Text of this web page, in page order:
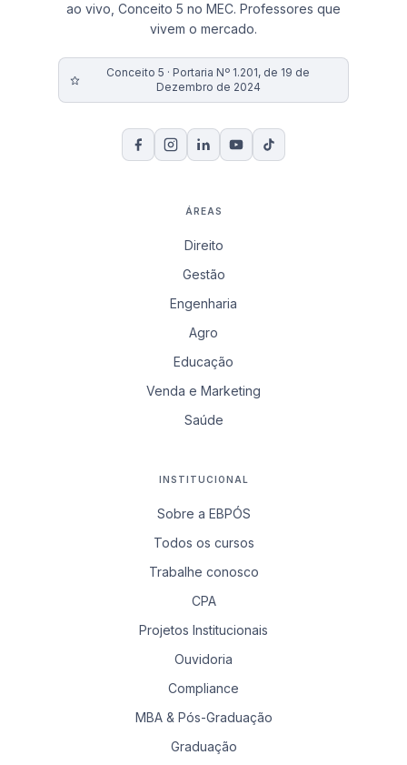
ao vivo, Conceito 5 no MEC. Professores que
vivem o mercado.
Conceito 5 · Portaria Nº 1.201, de 19 de
Dezembro de 2024
ÁREAS
Direito
Gestão
Engenharia
Agro
Educação
Venda e Marketing
Saúde
INSTITUCIONAL
Sobre a EBPÓS
Todos os cursos
Trabalhe conosco
CPA
Projetos Institucionais
Ouvidoria
Compliance
MBA & Pós-Graduação
Graduação